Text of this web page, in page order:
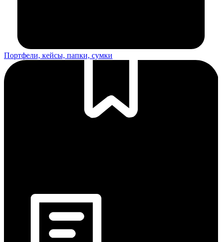
Портфели, кейсы, папки, сумки